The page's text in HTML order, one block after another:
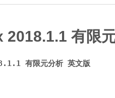
有限
有限元分析 英文版